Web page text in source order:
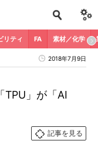
リティ FA 素材／化学
2018年7月9日
TPU」が「AI
記事を見る